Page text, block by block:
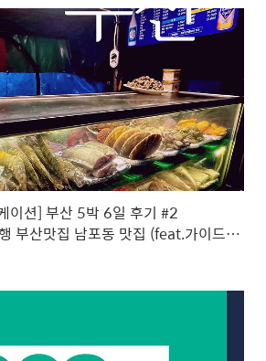
이션] 부산 5박 6일 후기 #2
부산맛집 남포동 맛집 (feat.가이드